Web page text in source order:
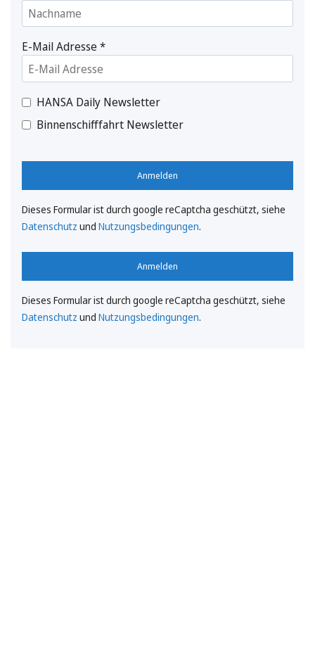
E-Mail Adresse*
HANSA Daily Newsletter
Binnenschifffahrt Newsletter
Anmelden
Dieses Formular ist durch google reCaptcha geschützt, siehe
Datenschutz und Nutzungsbedingungen.
Anmelden
Dieses Formular ist durch google reCaptcha geschützt, siehe
Datenschutz und Nutzungsbedingungen.